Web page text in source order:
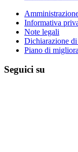
Informativa
Note legali
Dichiarazione di
Piano di
Seguici su